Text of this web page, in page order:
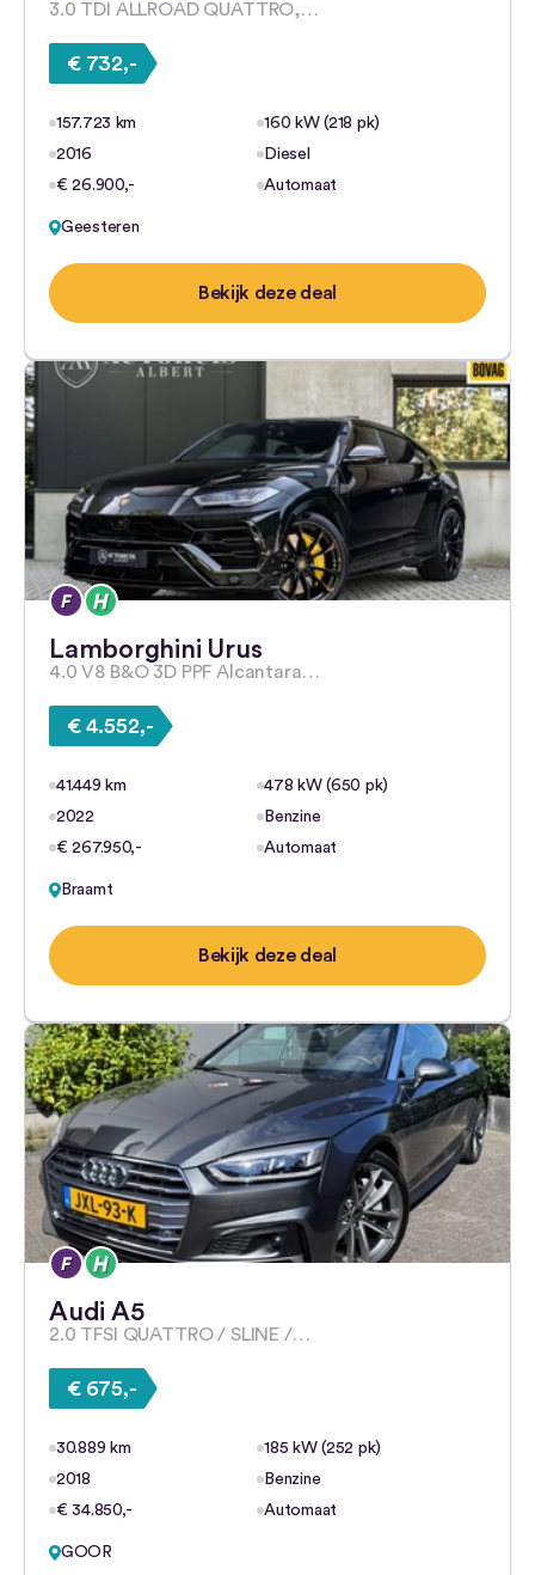
3.0 TDI ALLROAD QUATTRO,…
€ 732,-
157.723 km
160 kW (218 pk)
2016
Diesel
€ 26.900,-
Automaat
Geesteren
Bekijk deze deal
Lamborghini Urus
4.0 V8 B&O 3D PPF Alcantara…
€ 4.552,-
41.449 km
478 kW (650 pk)
2022
Benzine
€ 267.950,-
Automaat
Braamt
Bekijk deze deal
Audi A5
2.0 TFSI QUATTRO / SLINE /…
€ 675,-
30.889 km
185 kW (252 pk)
2018
Benzine
€ 34.850,-
Automaat
GOOR